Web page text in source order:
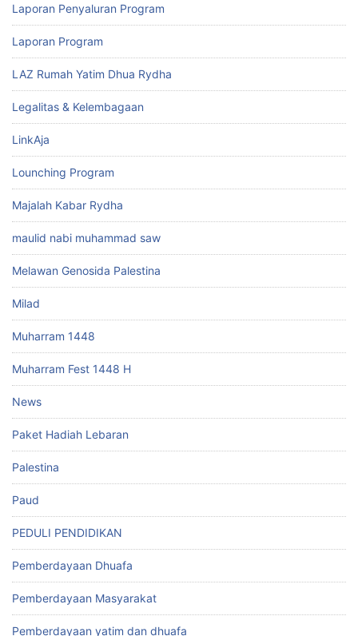
Laporan Penyaluran Program
Laporan Program
LAZ Rumah Yatim Dhua Rydha
Legalitas & Kelembagaan
LinkAja
Lounching Program
Majalah Kabar Rydha
maulid nabi muhammad saw
Melawan Genosida Palestina
Milad
Muharram 1448
Muharram Fest 1448 H
News
Paket Hadiah Lebaran
Palestina
Paud
PEDULI PENDIDIKAN
Pemberdayaan Dhuafa
Pemberdayaan Masyarakat
Pemberdayaan yatim dan dhuafa